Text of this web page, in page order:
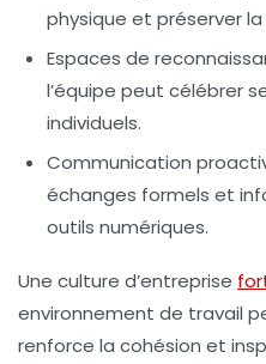
physique et préserver
Espaces de
l’équipe peut célébrer
individuels.
Communication
échanges formels et
outils numériques.
Une culture d’entreprise
environnement de travail
renforce la cohésion et